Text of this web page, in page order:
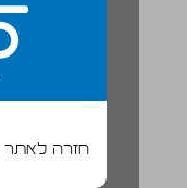
חזרה לאתר